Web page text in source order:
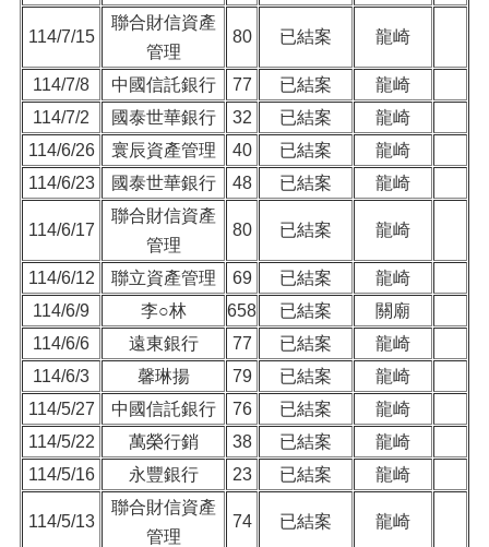
114/7/15
聯合財信資產
管理
80 已結案 龍崎
114/7/8 中國信託銀行 77 已結案
龍崎
114/7/2
國泰世華銀行 32 已結案
龍崎
114/6/26
寰辰資產管理 40 已結案
龍崎
114/6/23
國泰世華銀行 48 已結案 龍崎
114/6/17
聯合財信資產
管理
80 已結案 龍崎
114/6/12 聯立資產管理 69 已結案
龍崎
114/6/9
李○林 658 已結案
關廟
114/6/6
遠東銀行 77 已結案
龍崎
114/6/3
馨琳揚 79 已結案
龍崎
114/5/27
中國信託銀行 76 已結案
龍崎
114/5/22
萬榮行銷 38 已結案
龍崎
114/5/16
永豐銀行 23 已結案 龍崎
114/5/13
聯合財信資產
管理
74 已結案 龍崎